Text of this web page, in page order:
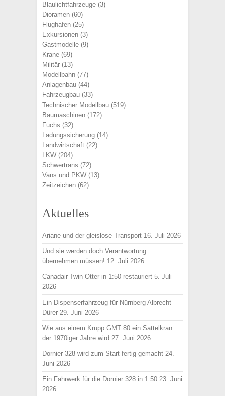
Blaulichtfahrzeuge (3)
Dioramen (60)
Flughafen (25)
Exkursionen (3)
Gastmodelle (9)
Krane (69)
Militär (13)
Modellbahn (77)
Anlagenbau (44)
Fahrzeugbau (33)
Technischer Modellbau (519)
Baumaschinen (172)
Fuchs (32)
Ladungssicherung (14)
Landwirtschaft (22)
LKW (204)
Schwertrans (72)
Vans und PKW (13)
Zeitzeichen (62)
Aktuelles
Ariane und der gleislose Transport 16. Juli 2026
Und sie werden doch Verantwortung
übernehmen müssen! 12. Juli 2026
Canadair Twin Otter in 1:50 restauriert 5. Juli
2026
Ein Dispenserfahrzeug für Nürnberg Albrecht
Dürer 29. Juni 2026
Wie aus einem Krupp GMT 80 ein Sattelkran
der 1970iger Jahre wird 27. Juni 2026
Dornier 328 wird zum Start fertig gemacht 24.
Juni 2026
Ein Fahrwerk für die Dornier 328 in 1:50 23. Juni
2026